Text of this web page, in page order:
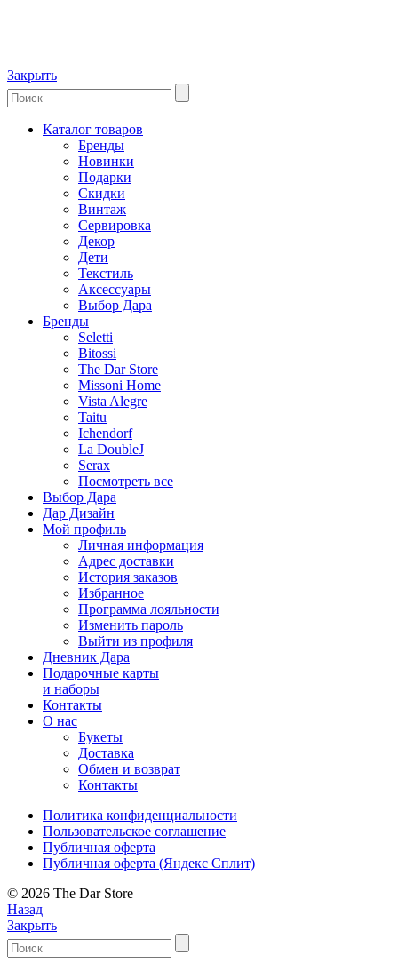
Закрыть
Каталог товаров
Бренды
Новинки
Подарки
Скидки
Винтаж
Сервировка
Декор
Дети
Текстиль
Аксессуары
Выбор Дара
Бренды
Seletti
Bitossi
The Dar Store
Missoni Home
Vista Alegre
Taitu
Ichendorf
La DoubleJ
Serax
Посмотреть все
Выбор Дара
Дар Дизайн
Мой профиль
Личная информация
Адрес доставки
История заказов
Избранное
Программа лояльности
Изменить пароль
Выйти из профиля
Дневник Дара
Подарочные карты
и наборы
Контакты
О нас
Букеты
Доставка
Обмен и возврат
Контакты
Политика конфиденциальности
Пользовательское соглашение
Публичная оферта
Публичная оферта (Яндекс Сплит)
© 2026 The Dar Store
Назад
Закрыть